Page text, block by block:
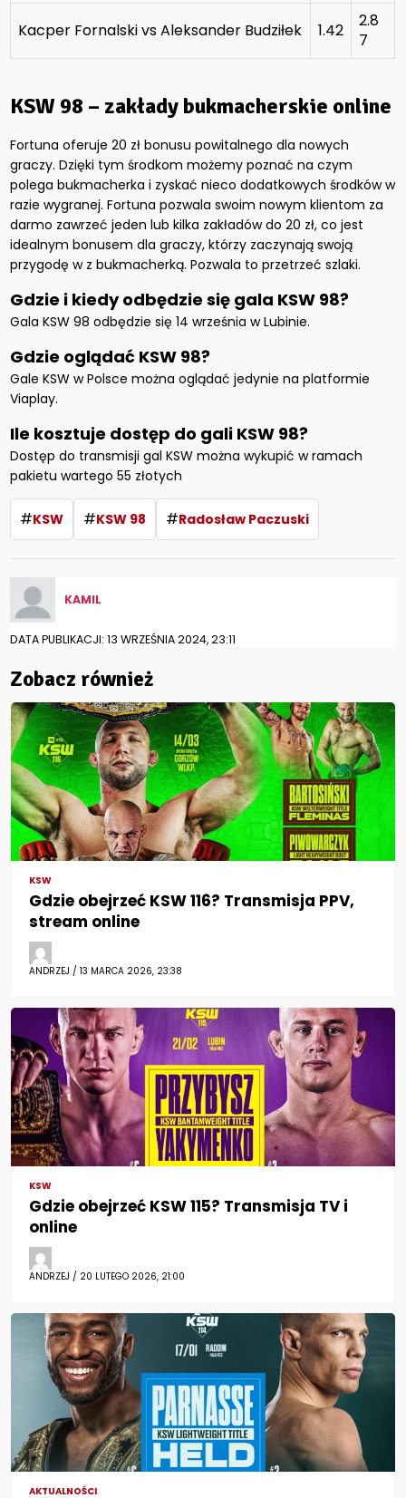
Kacper Fornalski vs Aleksander Budziłek 1.42
2.8
7
KSW 98 – zakłady bukmacherskie online
Fortuna oferuje 20 zł bonusu powitalnego dla nowych
graczy. Dzięki tym środkom możemy poznać na czym
polega bukmacherka i zyskać nieco dodatkowych środków w
razie wygranej. Fortuna pozwala swoim nowym klientom za
darmo zawrzeć jeden lub kilka zakładów do 20 zł, co jest
idealnym bonusem dla graczy, którzy zaczynają swoją
przygodę w z bukmacherką. Pozwala to przetrzeć szlaki.
Gdzie i kiedy odbędzie się gala KSW 98?
Gala KSW 98 odbędzie się 14 września w Lubinie.
Gdzie oglądać KSW 98?
Gale KSW w Polsce można oglądać jedynie na platformie
Viaplay.
Ile kosztuje dostęp do gali KSW 98?
Dostęp do transmisji gal KSW można wykupić w ramach
pakietu wartego 55 złotych
#KSW #KSW 98 #Radosław Paczuski
KAMIL
DATA PUBLIKACJI: 13 WRZEŚNIA 2024, 23:11
Zobacz również
KSW
Gdzie obejrzeć KSW 116? Transmisja PPV,
stream online
ANDRZEJ / 13 MARCA 2026, 23:38
KSW
Gdzie obejrzeć KSW 115? Transmisja TV i
online
ANDRZEJ / 20 LUTEGO 2026, 21:00
AKTUALNOŚCI